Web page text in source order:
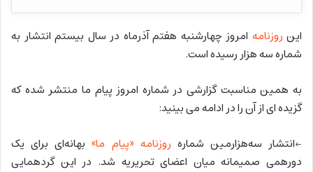
این روزنامه امروز چهارشنبه هفتم آذرماه در سال بیستم انتشار به
شماره سه هزار رسیده است.
به همین مناسبت گزارشی در شماره امروز پیام ما منتشر شده که
گزیده ای از آن را در ادامه می بینید:
←انتشار سه‌هزارمین شماره روزنامه «پیام ما»بهانه‌ای برای یک
دورهمی صمیمانه میان اعضای تحریریه شد. در این گردهمایی